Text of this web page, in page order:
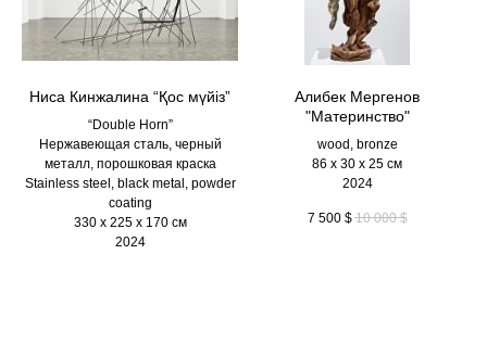
Ниса Кинжалина “Қос мүйіз”
“Double Horn”
Нержавеющая сталь, черный
металл, порошковая краска
Stainless steel, black metal, powder
coating
330 х 225 х 170 см
2024
Алибек Мергенов
"Материнство"
wood, bronze
86 х 30 х 25 см
2024
7 500 $ 10 000 $